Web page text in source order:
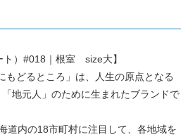
ト）#018｜根室 size大】
もどるところ」は、人生の原点となる
地元人」のために生まれたブランドで
道内の18市町村に注目して、各地域を